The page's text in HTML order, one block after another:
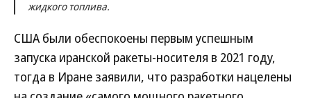
жидкого топлива.
США были обеспокоены первым успешным
запуска иранской ракеты-носителя в 2021 году,
тогда в Иране заявили, что разработки нацелены